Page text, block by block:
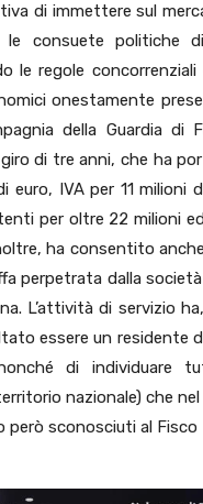
di immettere sul
consuete politiche
le regole
onestamente
della Guardia di
di tre anni, che ha
euro, IVA per 11 milioni
per oltre 22 milioni
ha consentito
perpetrata dalla
L’attività di servizio
essere un residente
di individuare
nazionale) che
però sconosciuti al Fisco